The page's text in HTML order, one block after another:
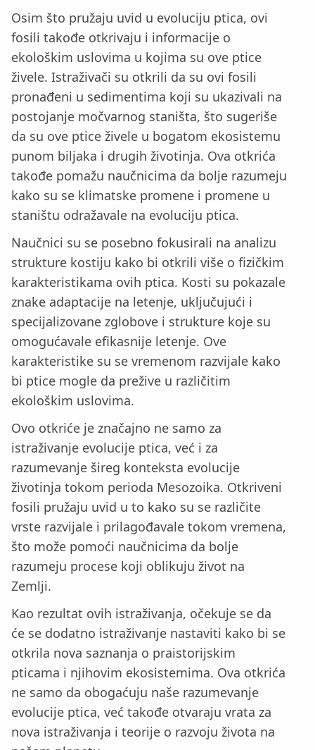
Osim što pružaju uvid u evoluciju ptica, ovi
fosili takođe otkrivaju i informacije o
ekološkim uslovima u kojima su ove ptice
živele. Istraživači su otkrili da su ovi fosili
pronađeni u sedimentima koji su ukazivali na
postojanje močvarnog staništa, što sugeriše
da su ove ptice živele u bogatom ekosistemu
punom biljaka i drugih životinja. Ova otkrića
takođe pomažu naučnicima da bolje razumeju
kako su se klimatske promene i promene u
staništu odražavale na evoluciju ptica.
Naučnici su se posebno fokusirali na analizu
strukture kostiju kako bi otkrili više o fizičkim
karakteristikama ovih ptica. Kosti su pokazale
znake adaptacije na letenje, uključujući i
specijalizovane zglobove i strukture koje su
omogućavale efikasnije letenje. Ove
karakteristike su se vremenom razvijale kako
bi ptice mogle da prežive u različitim
ekološkim uslovima.
Ovo otkriće je značajno ne samo za
istraživanje evolucije ptica, već i za
razumevanje šireg konteksta evolucije
životinja tokom perioda Mesozoika. Otkriveni
fosili pružaju uvid u to kako su se različite
vrste razvijale i prilagođavale tokom vremena,
što može pomoći naučnicima da bolje
razumeju procese koji oblikuju život na
Zemlji.
Kao rezultat ovih istraživanja, očekuje se da
će se dodatno istraživanje nastaviti kako bi se
otkrila nova saznanja o praistorijskim
pticama i njihovim ekosistemima. Ova otkrića
ne samo da obogaćuju naše razumevanje
evolucije ptica, već takođe otvaraju vrata za
nova istraživanja i teorije o razvoju života na